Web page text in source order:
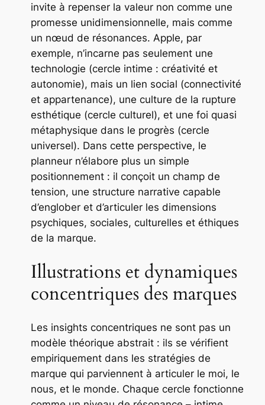
invite à repenser la valeur non comme une
promesse unidimensionnelle, mais comme
un nœud de résonances. Apple, par
exemple, n’incarne pas seulement une
technologie (cercle intime : créativité et
autonomie), mais un lien social (connectivité
et appartenance), une culture de la rupture
esthétique (cercle culturel), et une foi quasi
métaphysique dans le progrès (cercle
universel). Dans cette perspective, le
planneur n’élabore plus un simple
positionnement: il conçoit un champ de
tension, une structure narrative capable
d’englober et d’articuler les dimensions
psychiques, sociales, culturelles et éthiques
de la marque.
Illustrations et dynamiques
concentriques des marques
Les insights concentriques ne sont pas un
modèle théorique abstrait : ils se vérifient
empiriquement dans les stratégies de
marque qui parviennent à articuler le moi, le
nous, et le monde. Chaque cercle fonctionne